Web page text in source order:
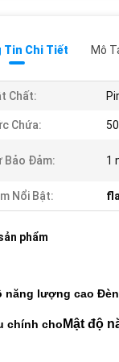
Tin Chi Tiết Mô
Chất:
Chứa:
Bảo Đảm: 1
Nổi Bật:
phẩm
năng lượng cao
chính cho Mật độ